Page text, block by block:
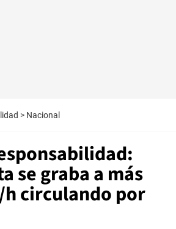
> Nacional
se graba a más
h circulando por